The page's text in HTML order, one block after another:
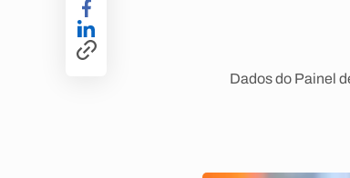
Dados do Painel